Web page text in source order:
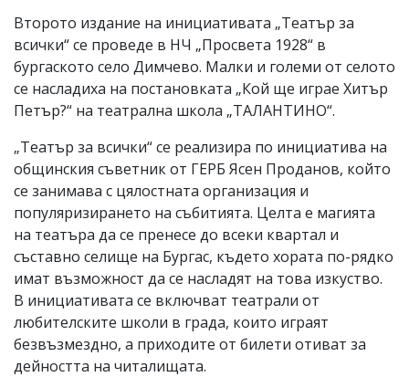
за
вас
коментар,
моля
сигнализирайте
ни!
Второто издание на инициативата „Театър за
всички“ се проведе в НЧ „Просвета 1928“ в
бургаското село Димчево. Малки и големи от селото
се насладиха на постановката „Кой ще играе Хитър
Петър?“ на театрална школа „ТАЛАНТИНО“.
„Театър за всички“ се реализира по инициатива на
общинския съветник от ГЕРБ Ясен Проданов, който
се занимава с цялостната организация и
популяризирането на събитията. Целта е магията
на театъра да се пренесе до всеки квартал и
съставно селище на Бургас, където хората по-рядко
имат възможност да се насладят на това изкуство.
В инициативата се включват театрали от
любителските школи в града, които играят
безвъзмездно, а приходите от билети отиват за
дейността на читалищата.